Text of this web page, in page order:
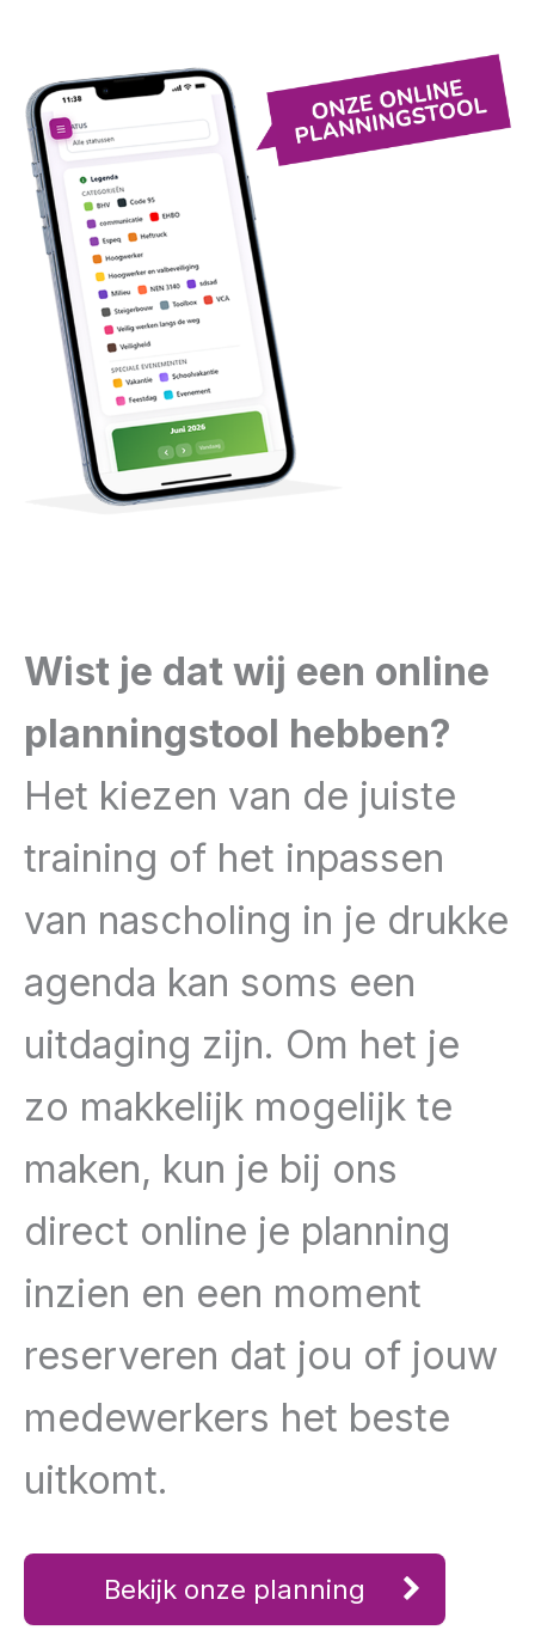
Wist je dat wij een online
planningstool hebben?
Het kiezen van de juiste
training of het inpassen
van nascholing in je drukke
agenda kan soms een
uitdaging zijn. Om het je
zo makkelijk mogelijk te
maken, kun je bij ons
direct online je planning
inzien en een moment
reserveren dat jou of jouw
medewerkers het beste
uitkomt.
Bekijk onze planning